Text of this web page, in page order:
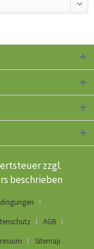
zzgl.
beschrieben
AGB
Sitemap